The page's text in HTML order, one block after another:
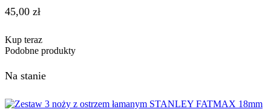
45,00 zł
Kup teraz
Podobne produkty
Na stanie